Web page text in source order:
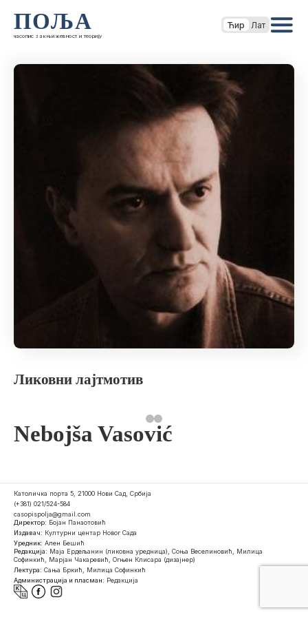
ПОЉА
часопис за књижевност и теорију
Ћир Лат
Ликовни лајтмотив
Nebojša Vasović
Католичка порта 5, 21000 Нови Сад, Србија
(+381) 021/524-584
casopispolja@gmail.com
Директор: Бојан Панаотовић
Издавач: Културни центар Новог Сада
Уредник: Ален Бешић
Редакција: Маја Ердељанин (ликовна уредница), Соња Веселиновић, Милица
Софинкић, Марјан Чакаревић, Огњен Клисара (дизајнер)
Лектура: Сања Бркић, Милица Софинкић
Администрација и пласман: Редакција